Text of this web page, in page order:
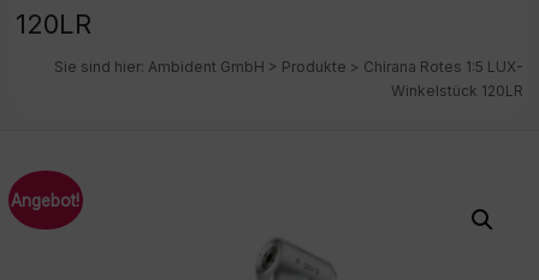
120LR
Sie sind hier: Ambident GmbH > Produkte > Chirana Rotes 1:5 LUX-
Winkelstück 120LR
Angebot!